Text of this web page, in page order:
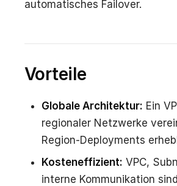
automatisches Failover.
Vorteile
Globale Architektur: Ein
regionaler Netzwerke
Region-Deployments
Kosteneffizient: VPC,
interne Kommunikation